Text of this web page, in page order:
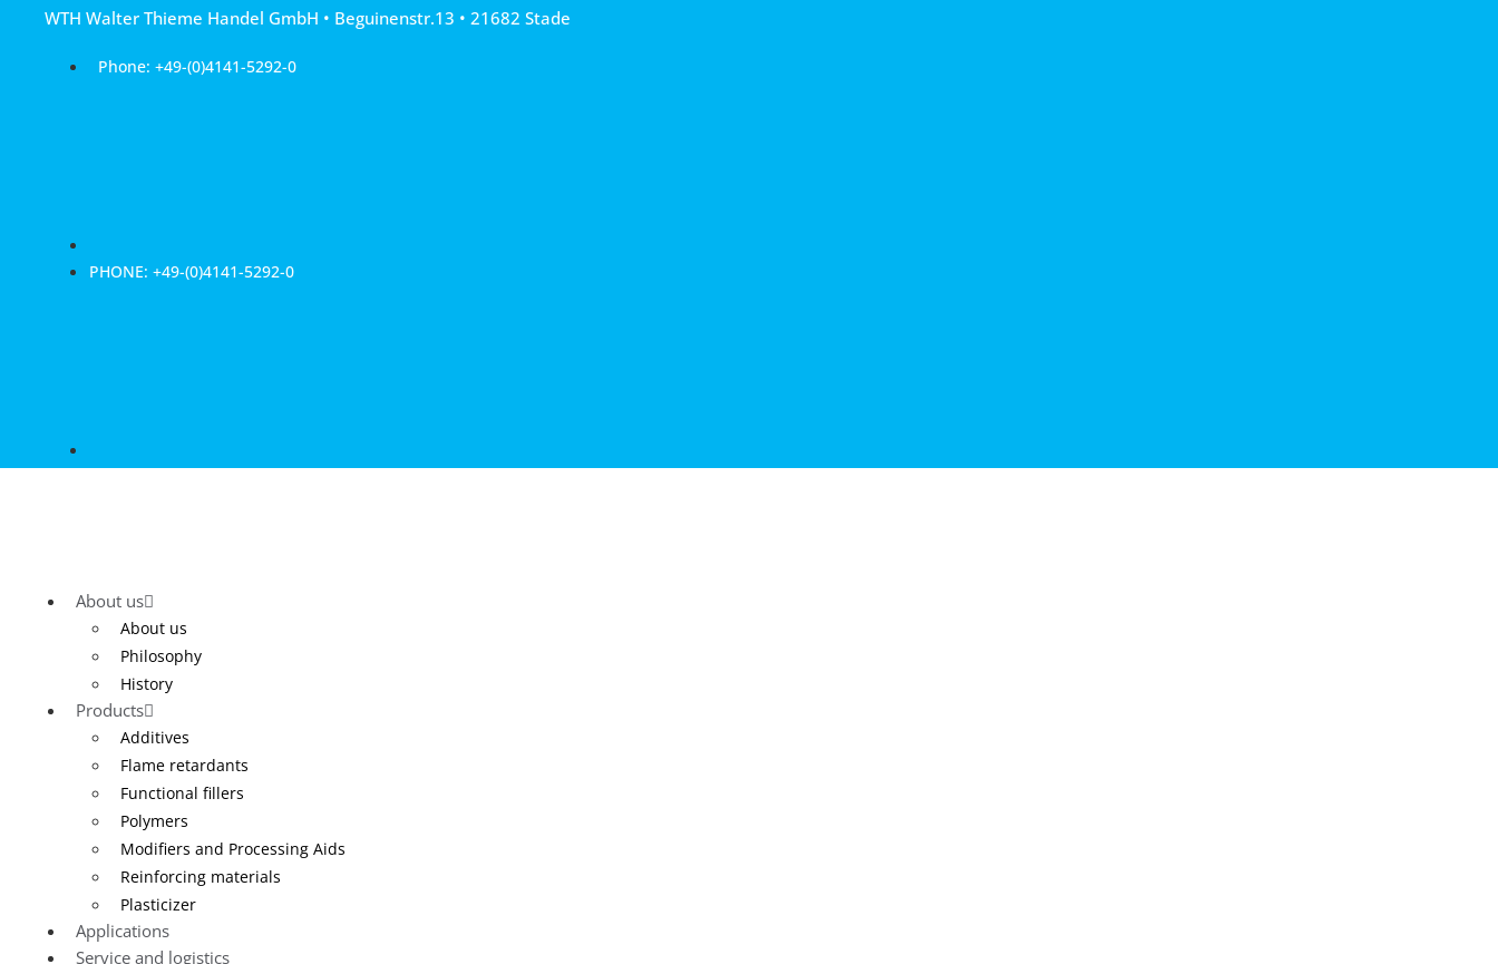
WTH Walter Thieme Handel GmbH • Beguinenstr.13 • 21682 Stade
Phone: +49-(0)4141-5292-0
PHONE: +49-(0)4141-5292-0
About us
About us
Philosophy
History
Products
Additives
Flame retardants
Functional fillers
Polymers
Modifiers and Processing Aids
Reinforcing materials
Plasticizer
Applications
Service and logistics